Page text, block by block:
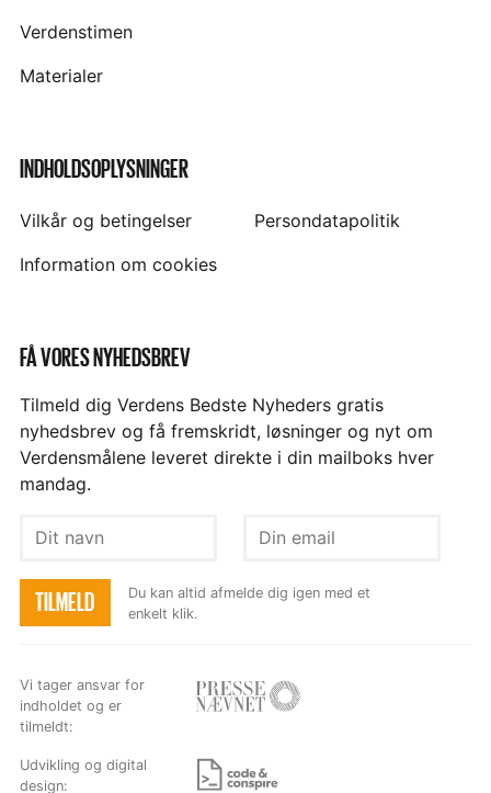
Verdenstimen
Materialer
INDHOLDSOPLYSNINGER
Vilkår og betingelser
Persondatapolitik
Information om cookies
FÅ VORES NYHEDSBREV
Tilmeld dig Verdens Bedste Nyheders gratis
nyhedsbrev og få fremskridt, løsninger og nyt om
Verdensmålene leveret direkte i din mailboks hver
mandag.
Dit
Din
TILMELD
Du kan altid afmelde dig igen med et
enkelt klik.
Vi tager ansvar for
indholdet og er
tilmeldt:
hjemmesiden
Udvikling og digital
design: